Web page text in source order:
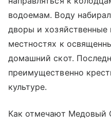
водоемам. Воду
дворы и хозяйственные
местностях к
домашний скот.
преимущественно
культуре.
Как отмечают Медовый